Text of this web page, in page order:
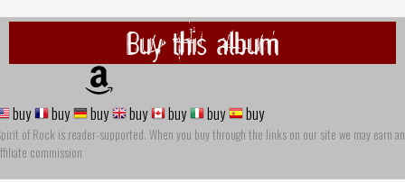
Buy this album
buy buy buy buy buy buy buy
of Rock is reader-supported. When you buy through the links on our site we may earn an
commission